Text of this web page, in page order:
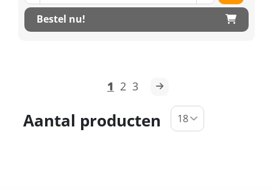
Bestel nu!
1 2 3
Aantal producten